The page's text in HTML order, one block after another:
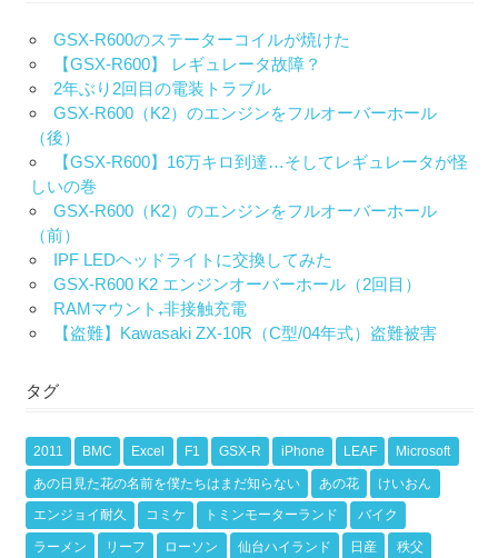
GSX-R600のステーターコイルが焼けた
【GSX-R600】 レギュレータ故障？
2年ぶり2回目の電装トラブル
GSX-R600（K2）のエンジンをフルオーバーホール
（後）
【GSX-R600】16万キロ到達…そしてレギュレータが怪
しいの巻
GSX-R600（K2）のエンジンをフルオーバーホール
（前）
IPF LEDヘッドライトに交換してみた
GSX-R600 K2 エンジンオーバーホール（2回目）
RAMマウント₊非接触充電
【盗難】Kawasaki ZX-10R（C型/04年式）盗難被害
タグ
2011 BMC Excel F1 GSX-R iPhone LEAF Microsoft
あの日見た花の名前を僕たちはまだ知らない あの花 けいおん
エンジョイ耐久 コミケ トミンモーターランド バイク
ラーメン リーフ ローソン 仙台ハイランド 日産 秩父